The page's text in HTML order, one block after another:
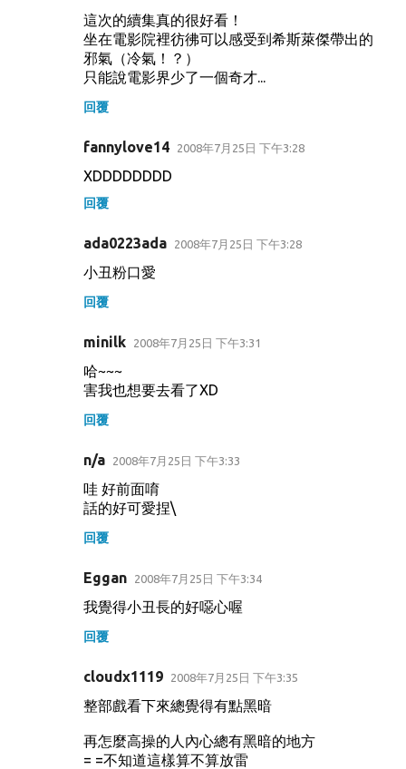
這次的續集真的很好看！
坐在電影院裡彷彿可以感受到希斯萊傑帶出的
邪氣（冷氣！？）
只能說電影界少了一個奇才...
回覆
fannylove14 2008年7月25日 下午3:28
XDDDDDDDD
回覆
ada0223ada 2008年7月25日 下午3:28
小丑粉口愛
回覆
minilk 2008年7月25日 下午3:31
哈~~~
害我也想要去看了XD
回覆
n/a 2008年7月25日 下午3:33
哇 好前面唷
話的好可愛捏\
回覆
Eggan 2008年7月25日 下午3:34
我覺得小丑長的好噁心喔
回覆
cloudx1119 2008年7月25日 下午3:35
整部戲看下來總覺得有點黑暗
再怎麼高操的人內心總有黑暗的地方
= =不知道這樣算不算放雷